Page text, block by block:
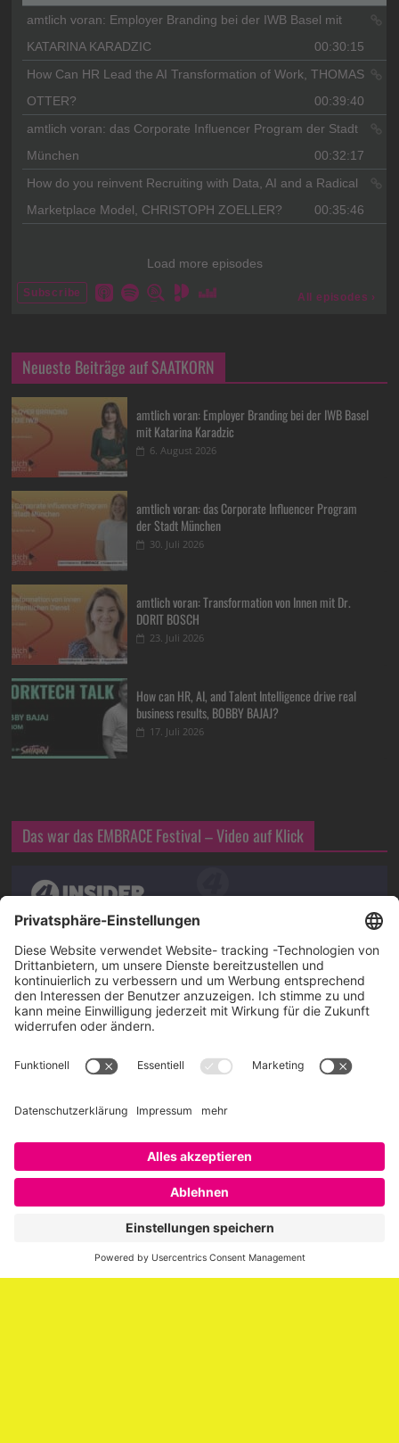
Neueste Beiträge auf SAATKORN
amtlich voran: Employer Branding bei der IWB Basel
mit Katarina Karadzic
6. August 2026
amtlich voran: das Corporate Influencer Program
der Stadt München
30. Juli 2026
amtlich voran: Transformation von Innen mit Dr.
DORIT BOSCH
23. Juli 2026
How can HR, AI, and Talent Intelligence drive real
business results, BOBBY BAJAJ?
17. Juli 2026
Das war das EMBRACE Festival – Video auf Klick
Über SAATKORN
SAATKORN ist der Blog von Gero Hesse. Seit 2009 schreibt
er über die Themen Employer Branding,